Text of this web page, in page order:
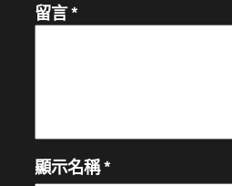
留言*
顯示名稱*